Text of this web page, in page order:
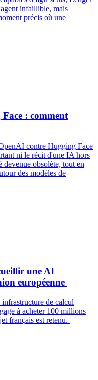
infaillible, mais
précis où une
: comment
contre Hugging Face
ni le récit d'une IA hors
obsolète, tout en
des modèles de
une AI
européenne
de calcul
à acheter 100 millions
français est retenu.